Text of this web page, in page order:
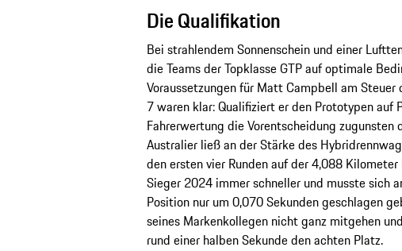
Die Qualifikation
Bei strahlendem Sonnenschein und einer
die Teams der Topklasse GTP auf optimale
Voraussetzungen für Matt Campbell am
7 waren klar: Qualifiziert er den Prototypen auf
Fahrerwertung die Vorentscheidung zugunsten
Australier ließ an der Stärke des
den ersten vier Runden auf der 4,088
Sieger 2024 immer schneller und musste sich
Position nur um 0,070 Sekunden geschlagen
seines Markenkollegen nicht ganz mitgehen
rund einer halben Sekunde den achten Platz.